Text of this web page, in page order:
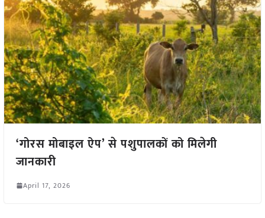
‘गोरस मोबाइल ऐप’ से पशुपालकों को मिलेगी
जानकारी
April 17, 2026